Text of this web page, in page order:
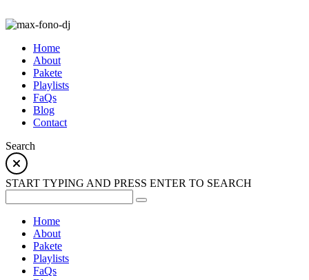
Home
About
Pakete
Playlists
FaQs
Blog
Contact
Search
START TYPING AND PRESS ENTER TO SEARCH
Home
About
Pakete
Playlists
FaQs